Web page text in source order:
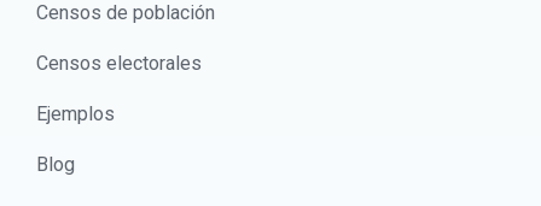
Censos de población
Censos electorales
Ejemplos
Blog